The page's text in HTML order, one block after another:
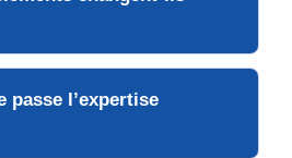
passe l’expertise